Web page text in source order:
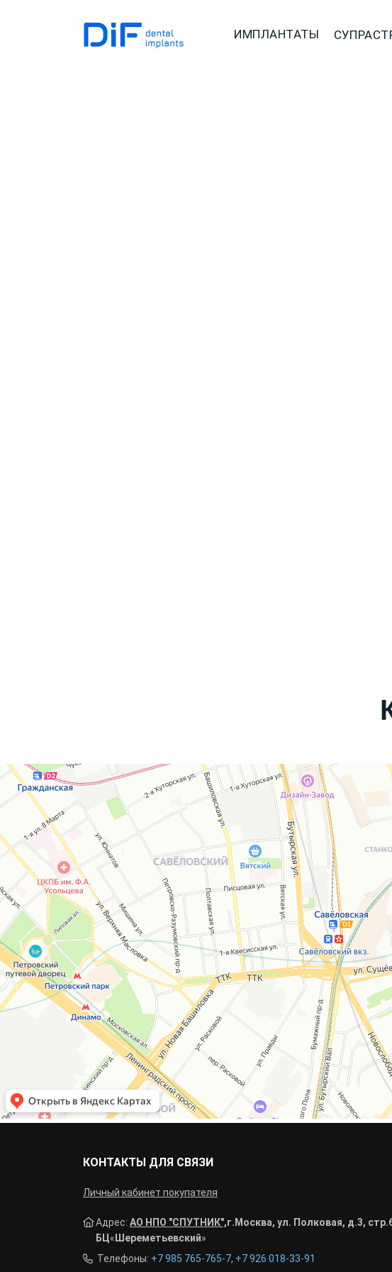
ИМПЛАНТАТЫ
КОНТАКТЫ ДЛЯ СВЯЗИ
Личный кабинет покупателя
Адрес: АО НПО "СПУТНИК",г. Москва, ул. Полковая, д.3,
БЦ« Шереметьевский»
Телефоны: +7 985 765-765-7, +7 926 018-33-91